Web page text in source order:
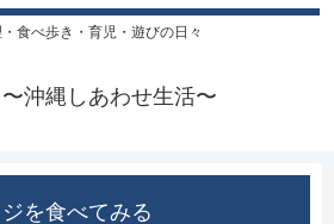
食べ歩き・育児・遊びの日々
沖縄しあわせ生活〜
を食べてみる